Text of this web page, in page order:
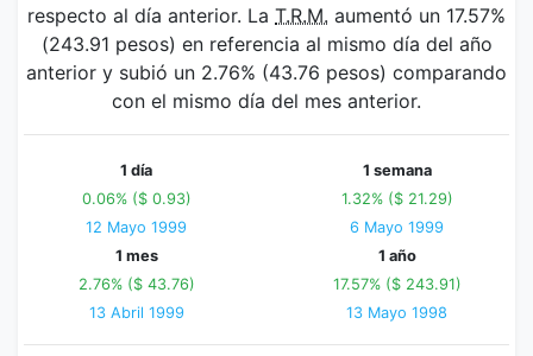
respecto al día anterior. La T.R.M. aumentó un 17.57%
(243.91 pesos) en referencia al mismo día del año
anterior y subió un 2.76% (43.76 pesos) comparando
con el mismo día del mes anterior.
1 día
0.06% ($ 0.93)
12 Mayo 1999
1 semana
1.32% ($ 21.29)
6 Mayo 1999
1 mes
2.76% ($ 43.76)
13 Abril 1999
1 año
17.57% ($ 243.91)
13 Mayo 1998